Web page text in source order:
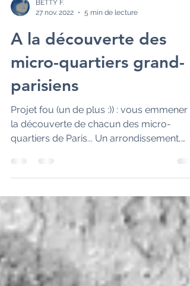
27 nov. 2022
5 min de lecture
A la découverte des
micro-quartiers grand-
parisiens
Projet fou (un de plus :)) : vous emmener à
quartiers de Paris... Un arrondissement,
c'est trop grand...